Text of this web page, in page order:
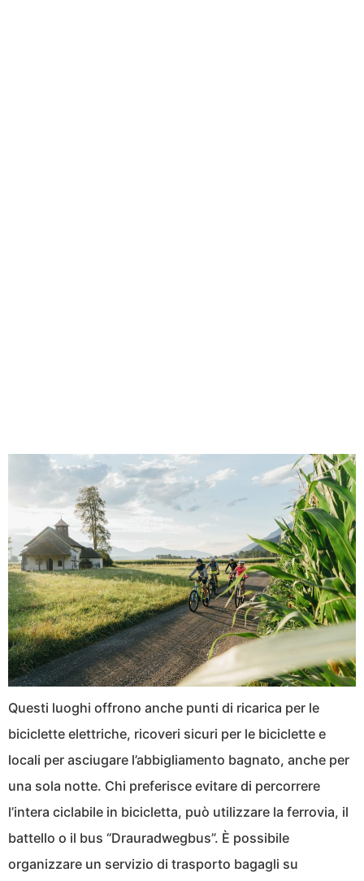
Questi luoghi offrono anche punti di ricarica per le
biciclette elettriche, ricoveri sicuri per le biciclette e
locali per asciugare l’abbigliamento bagnato, anche per
una sola notte. Chi preferisce evitare di percorrere
l’intera ciclabile in bicicletta, può utilizzare la ferrovia, il
battello o il bus “Drauradwegbus”. È possibile
organizzare un servizio di trasporto bagagli su